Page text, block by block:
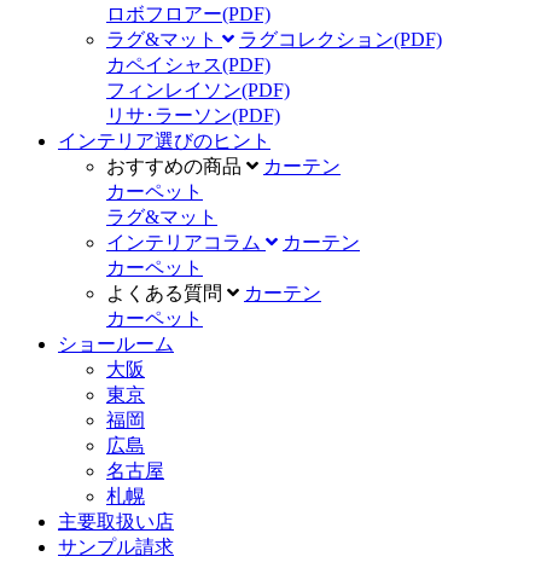
ロボフロアー(PDF)
ラグ&マット
ラグコレクション(PDF)
カペイシャス(PDF)
フィンレイソン(PDF)
リサ･ラーソン(PDF)
インテリア選びのヒント
おすすめの商品
カーテン
カーペット
ラグ&マット
インテリアコラム
カーテン
カーペット
よくある質問
カーテン
カーペット
ショールーム
大阪
東京
福岡
広島
名古屋
札幌
主要取扱い店
サンプル請求